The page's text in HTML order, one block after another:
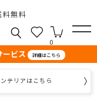
無料
0
ービス 詳細はこちら
テリアはこちら